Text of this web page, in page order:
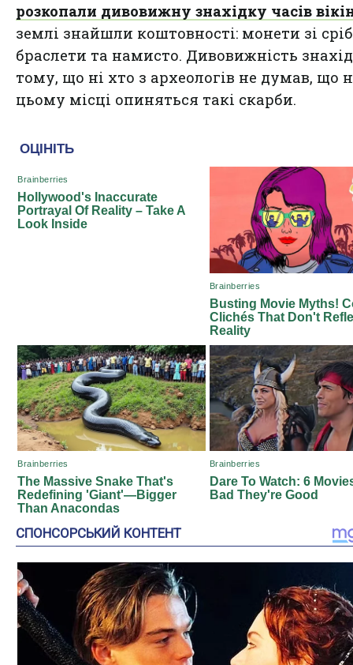
розкопали дивовижну знахідку часів
землі знайшли коштовності: монети зі
браслети та намисто. Дивовижність
тому, що ні хто з археологів не думав, що
цьому місці опиняться такі скарби.